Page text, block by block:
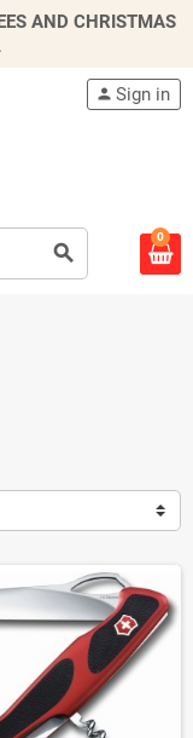
AND CHRISTMAS
search
person Sign in
0